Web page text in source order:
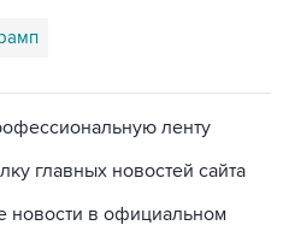
ленту
главных новостей сайта
новости в официальном